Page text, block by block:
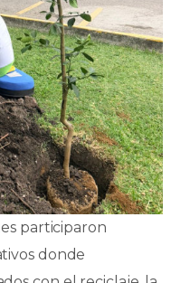
participaron
donde